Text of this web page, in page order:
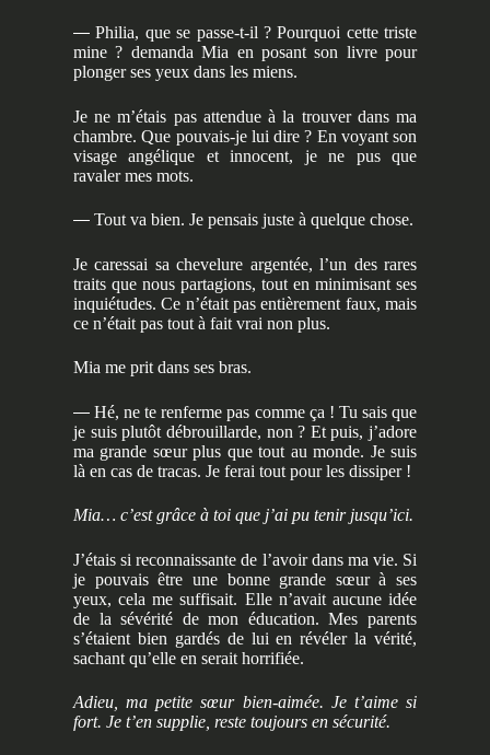
—Philia, que se passe-t-il ? Pourquoi cette triste
mine ? demanda Mia en posant son livre pour
plonger ses yeux dans les miens.
Je ne m’étais pas attendue à la trouver dans ma
chambre. Que pouvais-je lui dire ? En voyant son
visage angélique et innocent, je ne pus que
ravaler mes mots.
— Tout va bien. Je pensais juste à quelque chose.
Je caressai sa chevelure argentée, l’un des rares
traits que nous partagions, tout en minimisant ses
inquiétudes. Ce n’était pas entièrement faux, mais
ce n’était pas tout à fait vrai non plus.
Mia me prit dans ses bras.
—Hé, ne te renferme pas comme ça ! Tu sais que
je suis plutôt débrouillarde, non ? Et puis, j’adore
ma grande sœur plus que tout au monde. Je suis
là en cas de tracas. Je ferai tout pour les dissiper !
Mia… c’est grâce à toi que j’ai pu tenir jusqu’ici.
J’étais si reconnaissante de l’avoir dans ma vie. Si
je pouvais être une bonne grande sœur à ses
yeux, cela me suffisait. Elle n’avait aucune idée
de la sévérité de mon éducation. Mes parents
s’étaient bien gardés de lui en révéler la vérité,
sachant qu’elle en serait horrifiée.
Adieu, ma petite sœur bien-aimée. Je t’aime si
fort. Je t’en supplie, reste toujours en sécurité.